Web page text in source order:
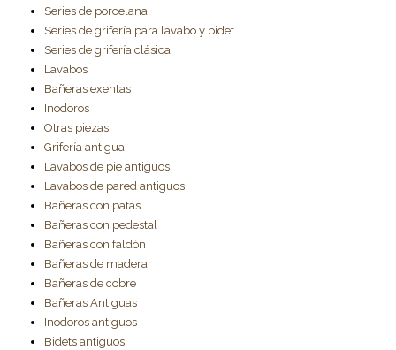
Series de porcelana
Series de grifería para lavabo y bidet
Series de grifería clásica
Lavabos
Bañeras exentas
Inodoros
Otras piezas
Grifería antigua
Lavabos de pie antiguos
Lavabos de pared antiguos
Bañeras con patas
Bañeras con pedestal
Bañeras con faldón
Bañeras de madera
Bañeras de cobre
Bañeras Antiguas
Inodoros antiguos
Bidets antiguos